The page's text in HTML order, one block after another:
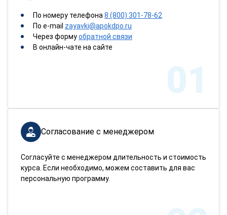
По номеру телефона 8 (800) 301-78-62
По e-mail zayavki@apokdpo.ru
Через формуобратной связи
В онлайн-чате на сайте
01
Согласование с менеджером
Согласуйте с менеджером длительность и стоимость
курса. Если необходимо, можем составить для вас
персональную программу.